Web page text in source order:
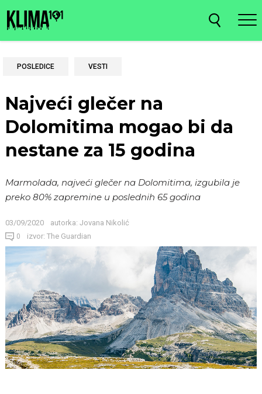
POSLEDICE VESTI
Najveći glečer na
Dolomitima mogao bi da
nestane za 15 godina
Marmolada, najveći glečer na Dolomitima, izgubila je
preko 80% zapremine u poslednih 65 godina
03/09/2020 autorka: Jovana Nikolić
0 izvor: The Guardian